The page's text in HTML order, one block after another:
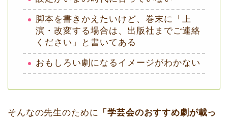
脚本を書きかえたいけど、巻末に「上
演・改変する場合は、出版社までご連絡
ください」と書いてある
おもしろい劇になるイメージがわかない
そんなの先生のために
「学芸会のおすすめ劇が載っ